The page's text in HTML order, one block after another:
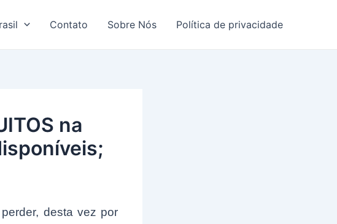
Contato Sobre Nós Política de privacidade
na
desta vez por